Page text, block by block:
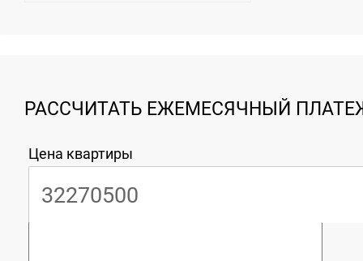
РАССЧИТАТЬ ЕЖЕМЕСЯЧНЫЙ
Цена квартиры